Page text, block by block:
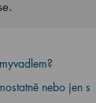
nebo jen s